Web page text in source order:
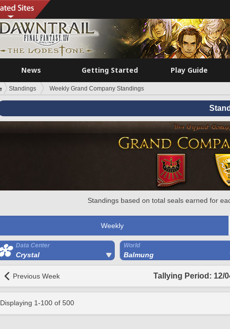
News Getting Started Play Guide
Standings Weekly Grand Company Standings
Standings based on total seals earned for
Weekly
Data Center
Crystal
World
Balmung
Previous Week Tallying Period: 12/
Displaying 1-100 of 500